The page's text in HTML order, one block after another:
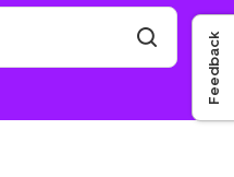
Feedback